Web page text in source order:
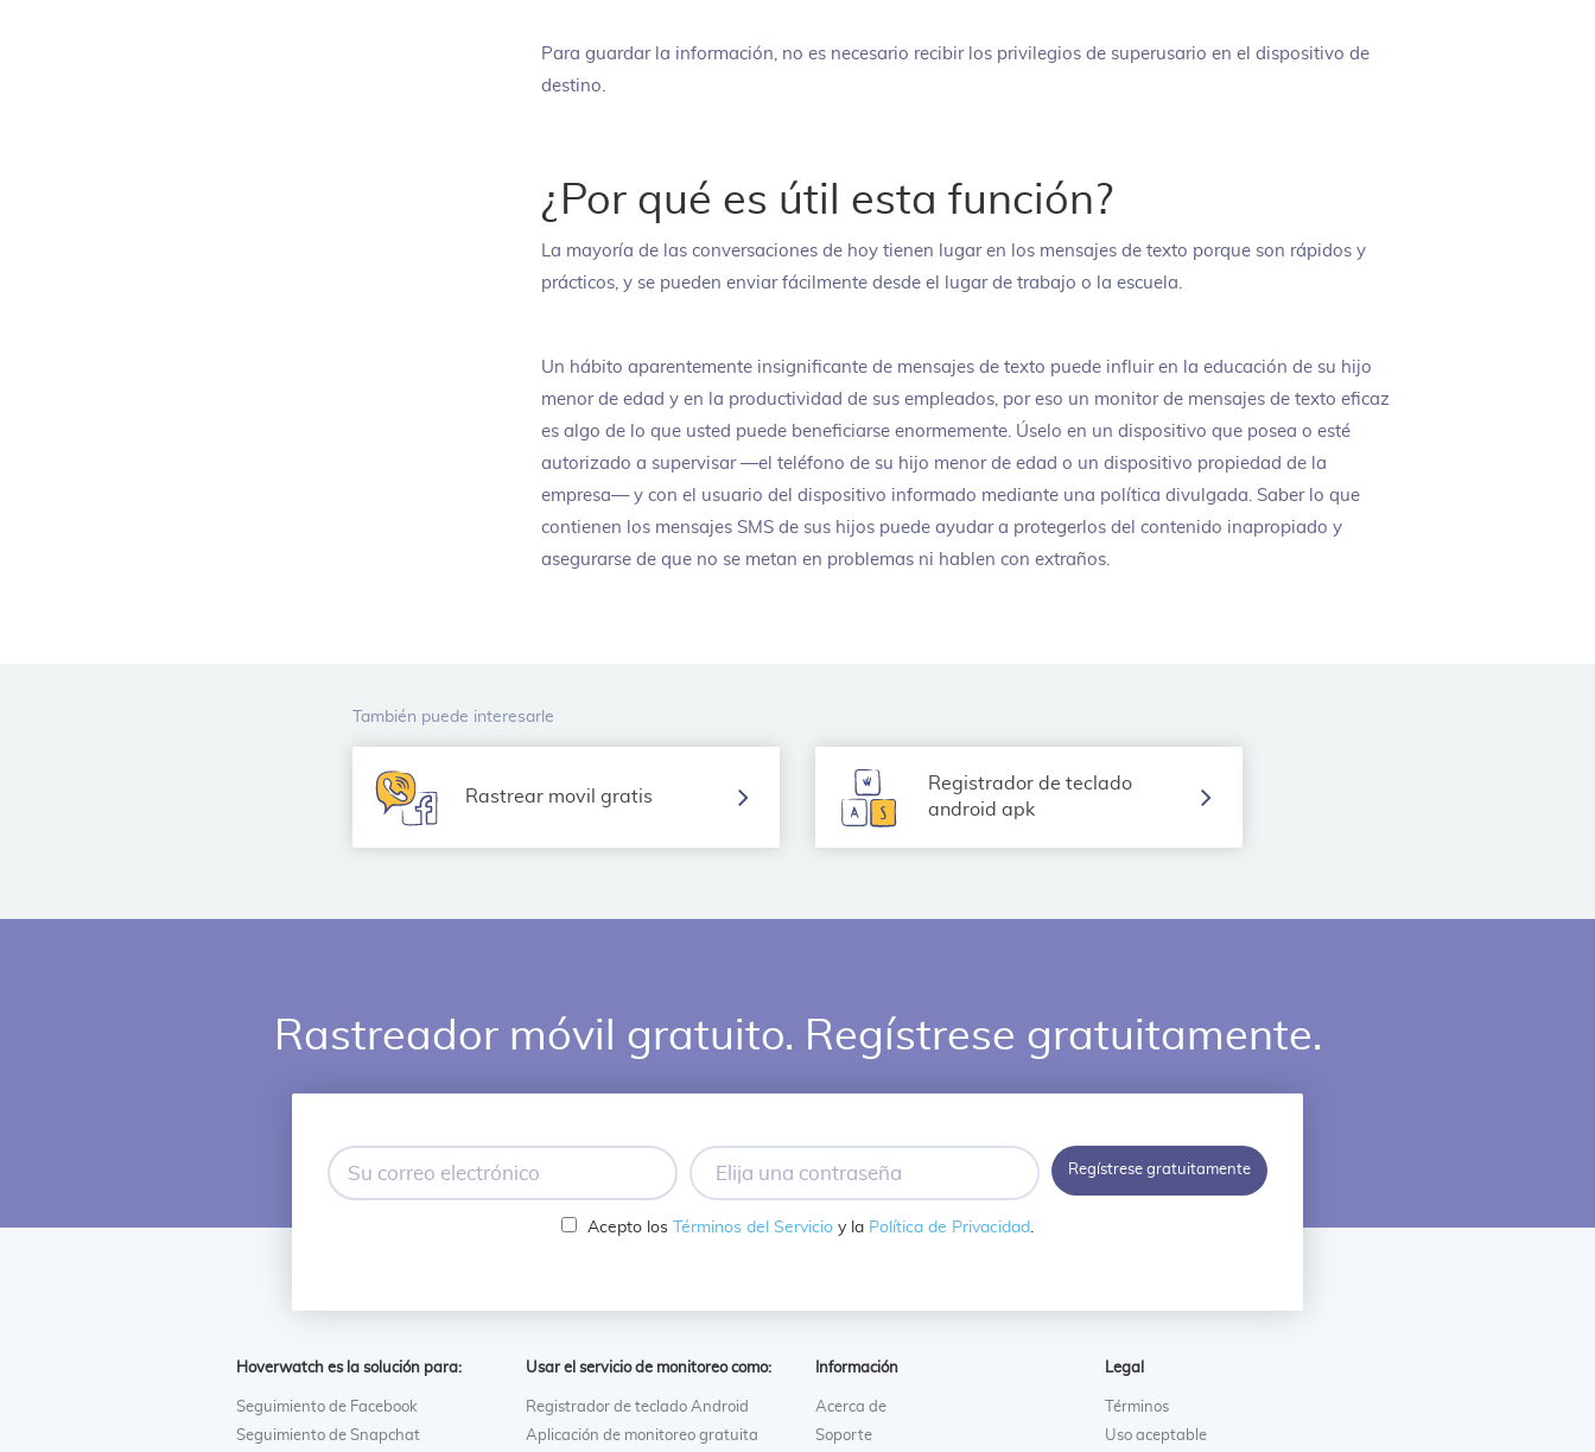
Para guardar la información, no es necesario recibir los privilegios de superusario en el dispositivo de
destino.
¿Por qué es útil esta función?
La mayoría de las conversaciones de hoy tienen lugar en los mensajes de texto porque son rápidos y
prácticos, y se pueden enviar fácilmente desde el lugar de trabajo o la escuela.
Un hábito aparentemente insignificante de mensajes de texto puede influir en la educación de su hijo
menor de edad y en la productividad de sus empleados, por eso un monitor de mensajes de texto eficaz
es algo de lo que usted puede beneficiarse enormemente. Úselo en un dispositivo que posea o esté
autorizado a supervisar —el teléfono de su hijo menor de edad o un dispositivo propiedad de la
empresa— y con el usuario del dispositivo informado mediante una política divulgada. Saber lo que
contienen los mensajes SMS de sus hijos puede ayudar a protegerlos del contenido inapropiado y
asegurarse de que no se metan en problemas ni hablen con extraños.
También puede interesarle
Rastrear movil gratis
Registrador de teclado
android apk
Rastreador móvil gratuito. Regístrese gratuitamente.
Su
correo
una
Regístrese gratuitamente
Acepto los Términos del Servicio y la Política de Privacidad.
Hoverwatch es la solución para:
Seguimiento de Facebook
Seguimiento de Snapchat
Usar el servicio de monitoreo como:
Registrador de teclado Android
Aplicación de monitoreo gratuita
Información
Acerca de
Soporte
Legal
Términos
Uso aceptable